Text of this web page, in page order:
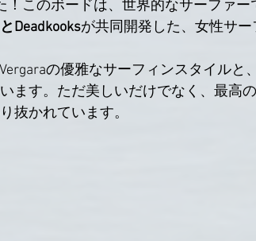
！このボードは、世界的なサーファー
Deadkooksが共同開発した、女性サ
の優雅なサーフィンスタイル
ます。ただ美しいだけでなく、最高
抜かれています。